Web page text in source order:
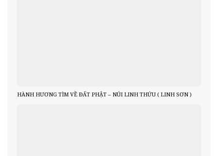
HÀNH HƯƠNG TÌM VỀ ĐẤT PHẬT – NÚI LINH THỨU ( LINH SƠN )